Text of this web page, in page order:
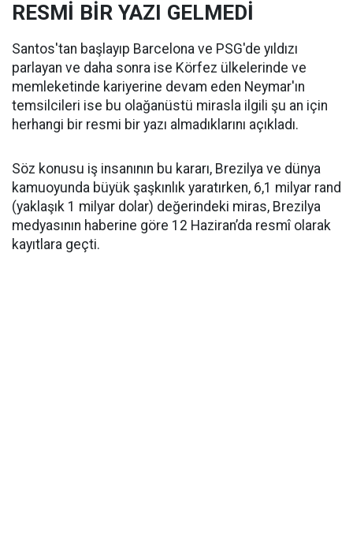
RESMİ BİR YAZI GELMEDİ
Santos'tan başlayıp Barcelona ve PSG'de yıldızı
parlayan ve daha sonra ise Körfez ülkelerinde ve
memleketinde kariyerine devam eden Neymar'ın
temsilcileri ise bu olağanüstü mirasla ilgili şu an için
herhangi bir resmi bir yazı almadıklarını açıkladı.
Söz konusu iş insanının bu kararı, Brezilya ve dünya
kamuoyunda büyük şaşkınlık yaratırken, 6,1 milyar rand
(yaklaşık 1 milyar dolar) değerindeki miras, Brezilya
medyasının haberine göre 12 Haziran’da resmî olarak
kayıtlara geçti.